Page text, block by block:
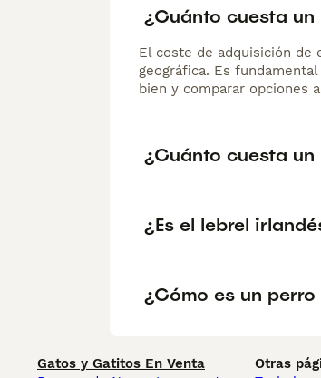
¿Cuánto cuesta un
El coste de adquisición de
geográfica. Es
bien y comparar opciones
¿Cuánto cuesta un
¿Es el lebrel
¿Cómo es un perro
Gatos y Gatitos En Venta
Otras